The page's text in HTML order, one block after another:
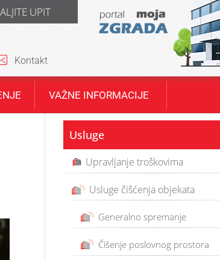
UPIT
Kontakt
VAŽNE INFORMACIJE
Usluge
Upravljanje troškovima
Usluge čišćenja objekata
Generalno spremanje
Čišenje poslovnog prostora